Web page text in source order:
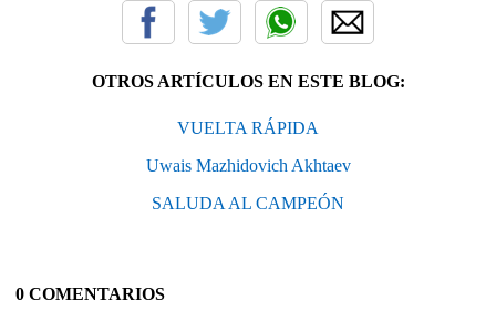
OTROS ARTÍCULOS EN ESTE BLOG:
VUELTA RÁPIDA
Uwais Mazhidovich Akhtaev
SALUDA AL CAMPEÓN
0 COMENTARIOS